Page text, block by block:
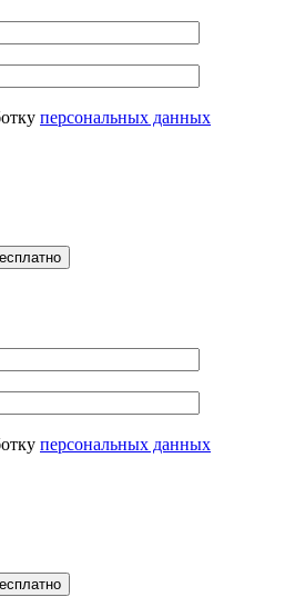
персональных данных
персональных данных